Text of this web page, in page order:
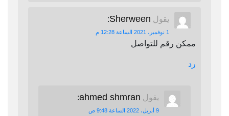
يقول Sherween
:
1 نوفمبر، 2021 الساعة 12:28 م
ممكن رقم للتواصل
رد
يقول ahmed shmran
:
9 أبريل، 2022 الساعة 9:48 ص